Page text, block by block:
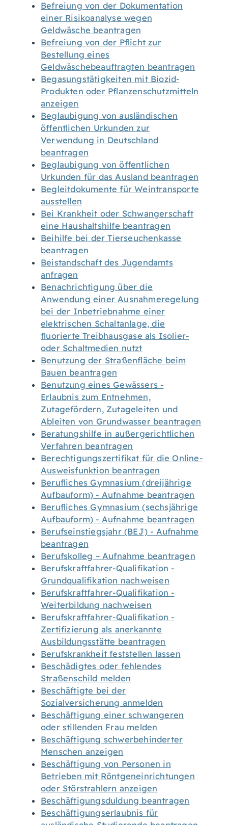
Befreiung von der Dokumentation
einer Risikoanalyse wegen
Geldwäsche beantragen
Befreiung von der Pflicht zur
Bestellung eines
Geldwäschebeauftragten beantragen
Begasungstätigkeiten mit Biozid-
Produkten oder Pflanzenschutzmitteln
anzeigen
Beglaubigung von ausländischen
öffentlichen Urkunden zur
Verwendung in Deutschland
beantragen
Beglaubigung von öffentlichen
Urkunden für das Ausland beantragen
Begleitdokumente für Weintransporte
ausstellen
Bei Krankheit oder Schwangerschaft
eine Haushaltshilfe beantragen
Beihilfe bei der Tierseuchenkasse
beantragen
Beistandschaft des Jugendamts
anfragen
Benachrichtigung über die
Anwendung einer Ausnahmeregelung
bei der Inbetriebnahme einer
elektrischen Schaltanlage, die
fluorierte Treibhausgase als Isolier-
oder Schaltmedien nutzt
Benutzung der Straßenfläche beim
Bauen beantragen
Benutzung eines Gewässers -
Erlaubnis zum Entnehmen,
Zutagefördern, Zutageleiten und
Ableiten von Grundwasser beantragen
Beratungshilfe in außergerichtlichen
Verfahren beantragen
Berechtigungszertifikat für die Online-
Ausweisfunktion beantragen
Berufliches Gymnasium (dreijährige
Aufbauform) - Aufnahme beantragen
Berufliches Gymnasium (sechsjährige
Aufbauform) - Aufnahme beantragen
Berufseinstiegsjahr (BEJ) - Aufnahme
beantragen
Berufskolleg – Aufnahme beantragen
Berufskraftfahrer-Qualifikation -
Grundqualifikation nachweisen
Berufskraftfahrer-Qualifikation -
Weiterbildung nachweisen
Berufskraftfahrer-Qualifikation -
Zertifizierung als anerkannte
Ausbildungsstätte beantragen
Berufskrankheit feststellen lassen
Beschädigtes oder fehlendes
Straßenschild melden
Beschäftigte bei der
Sozialversicherung anmelden
Beschäftigung einer schwangeren
oder stillenden Frau melden
Beschäftigung schwerbehinderter
Menschen anzeigen
Beschäftigung von Personen in
Betrieben mit Röntgeneinrichtungen
oder Störstrahlern anzeigen
Beschäftigungsduldung beantragen
Beschäftigungserlaubnis für